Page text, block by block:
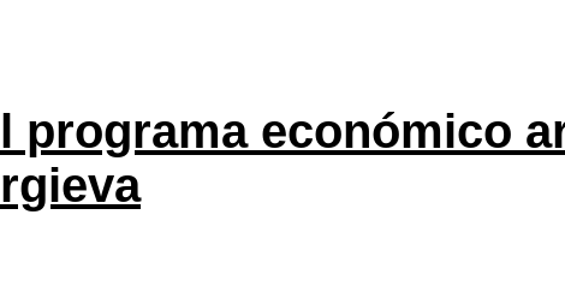
programa económico